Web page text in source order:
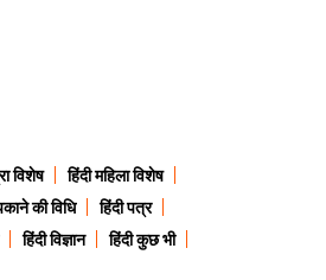
विशेष
हिंदी महिला विशेष
की विधि
हिंदी पत्र
हिंदी विज्ञान
हिंदी कुछ भी